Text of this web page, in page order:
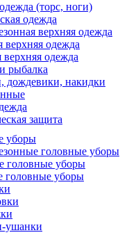
(торс, ноги)
одежда
верхняя одежда
верхняя одежда
верхняя одежда
рыбалка
дождевики, накидки
защита
уборы
головные уборы
головные уборы
головные уборы
ушанки